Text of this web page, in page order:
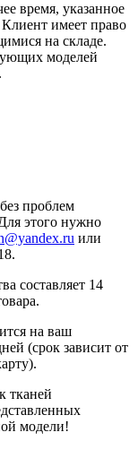
время, указанное
Клиент имеет право
на складе.
моделей
проблем
этого нужно
или
составляет 14
на ваш
(срок зависит от
тканей
модели!